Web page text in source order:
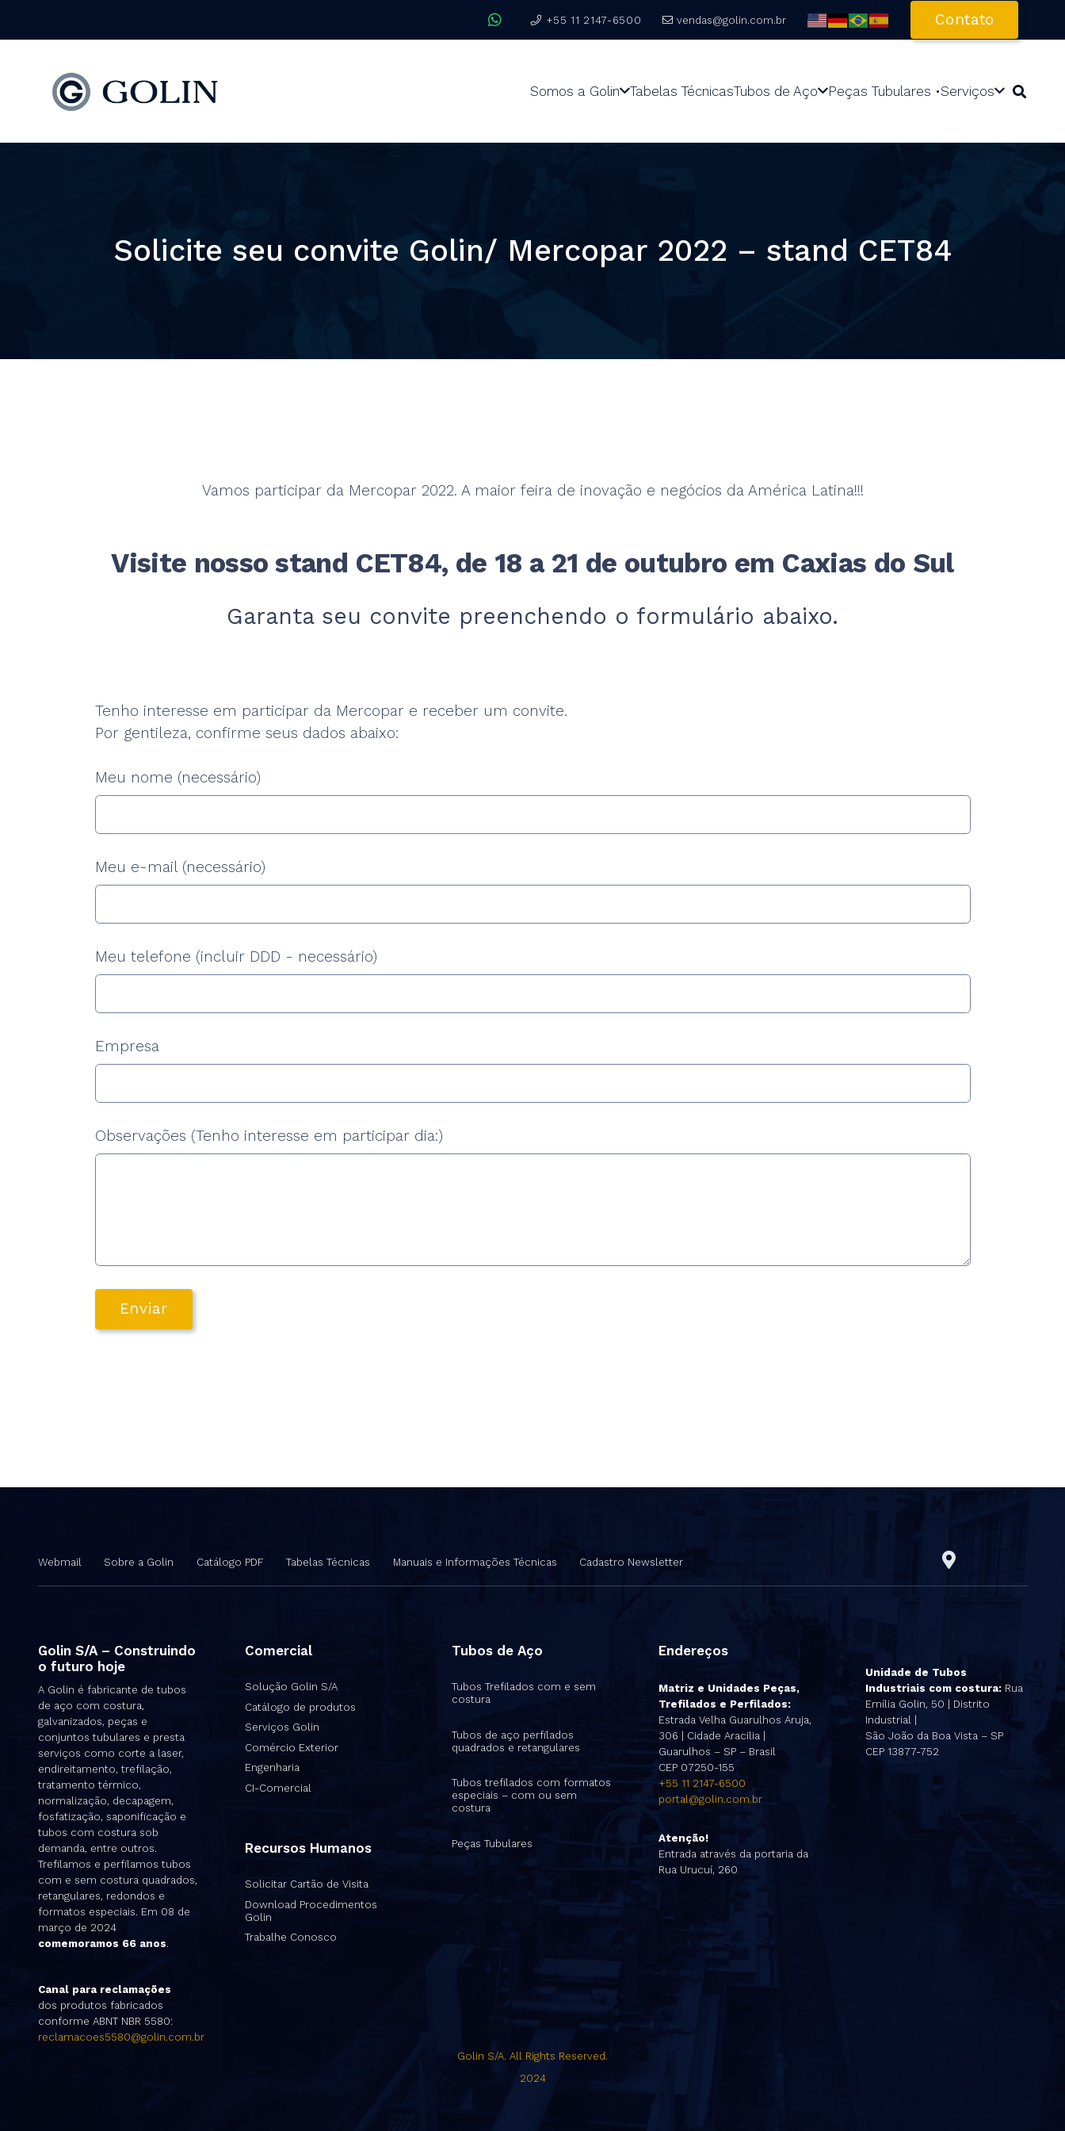
+55 11 2147-6500 vendas@golin.com.br Contato
Somos a Golin Tabelas TécnicasTubos de Aço Peças Tubulares •Serviços
Solicite seu convite Golin/ Mercopar 2022 – stand CET84
Vamos participar da Mercopar 2022. A maior feira de inovação e negócios da América Latina!!!
Visite nosso stand CET84, de 18 a 21 de outubro em Caxias do Sul
Garanta seu convite preenchendo o formulário abaixo.
Tenho interesse em participar da Mercopar e receber um convite.
Por gentileza, confirme seus dados abaixo:
Meu nome (necessário)
Meu e-mail (necessário)
Meu telefone (incluir DDD - necessário)
Empresa
Observações (Tenho interesse em participar dia:)
Webmail Sobre a Golin Catálogo PDF Tabelas Técnicas Manuais e Informações Técnicas Cadastro Newsletter
Golin S/A – Construindo
o futuro hoje
A Golin é fabricante de tubos
de aço com costura,
galvanizados, peças e
conjuntos tubulares e presta
serviços como corte a laser,
endireitamento, trefilação,
tratamento térmico,
normalização, decapagem,
fosfatização, saponificação e
tubos com costura sob
demanda, entre outros.
Trefilamos e perfilamos tubos
com e sem costura quadrados,
retangulares, redondos e
formatos especiais. Em 08 de
março de 2024
comemoramos 66 anos.
Canal para reclamações
dos produtos fabricados
conforme ABNT NBR 5580:
reclamacoes5580@golin.com.br
Comercial
Solução Golin S/A
Catálogo de produtos
Serviços Golin
Comércio Exterior
Engenharia
CI-Comercial
Recursos Humanos
Solicitar Cartão de Visita
Download Procedimentos
Golin
Trabalhe Conosco
Tubos de Aço
Tubos Trefilados com e sem
costura
Tubos de aço perfilados
quadrados e retangulares
Tubos trefilados com formatos
especiais – com ou sem
costura
Peças Tubulares
Endereços
Matriz e Unidades Peças,
Trefilados e Perfilados:
Estrada Velha Guarulhos Aruja,
306 | Cidade Aracilia |
Guarulhos – SP – Brasil
CEP 07250-155
+55 11 2147-6500
portal@golin.com.br
Atenção!
Entrada através da portaria da
Rua Urucuí, 260
Unidade de Tubos
Industriais com costura: Rua
Emília Golin, 50 | Distrito
Industrial |
São João da Boa Vista – SP
CEP 13877-752
Golin S/A. All Rights Reserved.
2024